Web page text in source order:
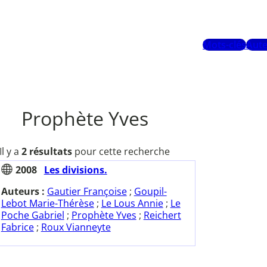
Mots-clés
Prophète Yves
Il y a 2 résultats pour cette recherche
2008
Les divisions.
Auteurs : Gautier Françoise; Goupil-
Lebot Marie-Thérèse; Le Lous Annie; Le
Poche Gabriel ; Prophète Yves ; Reichert
Fabrice; Roux Vianneyte